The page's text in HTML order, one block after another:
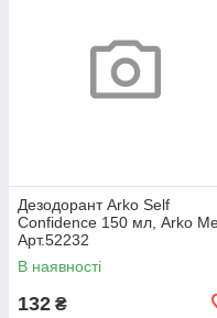
Дезодорант Arko Self
Confidence 150 мл, Arko
Арт.52232
В наявності
132 ₴